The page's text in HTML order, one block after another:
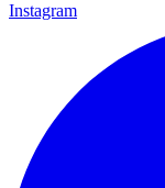
Instagram